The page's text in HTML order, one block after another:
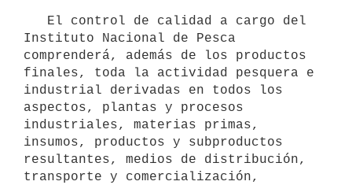
Instituto Nacional de Pesca
comprenderá, además de los productos
finales, toda la actividad pesquera e
industrial derivadas en todos los
aspectos, plantas y procesos
industriales, materias primas,
insumos, productos y subproductos
resultantes, medios de distribución,
transporte y comercialización,